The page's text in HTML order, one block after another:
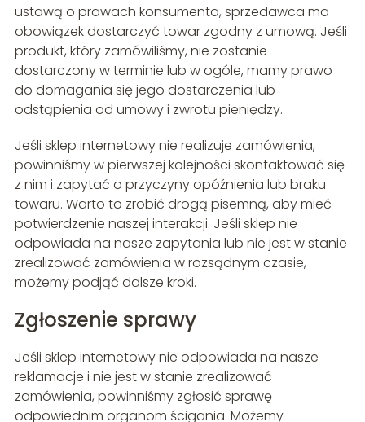
ustawą o prawach konsumenta, sprzedawca ma
obowiązek dostarczyć towar zgodny z umową. Jeśli
produkt, który zamówiliśmy, nie zostanie
dostarczony w terminie lub w ogóle, mamy prawo
do domagania się jego dostarczenia lub
odstąpienia od umowy i zwrotu pieniędzy.
Jeśli sklep internetowy nie realizuje zamówienia,
powinniśmy w pierwszej kolejności skontaktować się
z nim i zapytać o przyczyny opóźnienia lub braku
towaru. Warto to zrobić drogą pisemną, aby mieć
potwierdzenie naszej interakcji. Jeśli sklep nie
odpowiada na nasze zapytania lub nie jest w stanie
zrealizować zamówienia w rozsądnym czasie,
możemy podjąć dalsze kroki.
Zgłoszenie sprawy
Jeśli sklep internetowy nie odpowiada na nasze
reklamacje i nie jest w stanie zrealizować
zamówienia, powinniśmy zgłosić sprawę
odpowiednim organom ścigania. Możemy